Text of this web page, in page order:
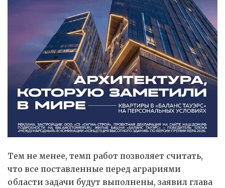
Тем не менее, темп работ позволяет считать,
что все поставленные перед аграриями
области задачи будут выполнены, заявил глава